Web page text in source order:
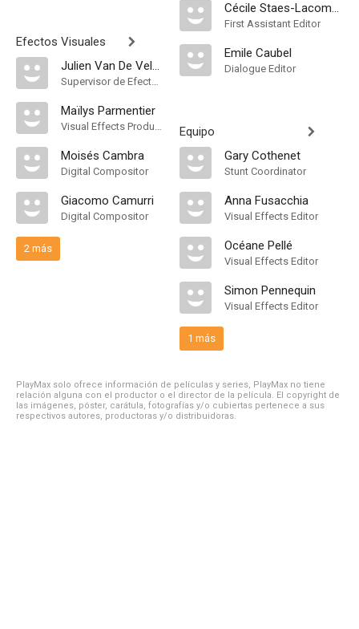
Efectos Visuales
Julien Van De Velde
Supervisor de Efectos Visuales
Maïlys Parmentier
Visual Effects Producer
Moisés Cambra
Digital Compositor
Giacomo Camurri
Digital Compositor
2 más
Cécile Staes-Lacommère
First Assistant Editor
Emile Caubel
Dialogue Editor
Equipo
Gary Cothenet
Stunt Coordinator
Anna Fusacchia
Visual Effects Editor
Océane Pellé
Visual Effects Editor
Simon Pennequin
Visual Effects Editor
1 más
PlayMax solo ofrece información de películas y series, PlayMax no tiene
relación alguna con el productor o el director de la película. El copyright de
las imágenes, póster, carátula, fotografías y/o cubiertas pertenece a sus
respectivos autores, productoras y/o distribuidoras.